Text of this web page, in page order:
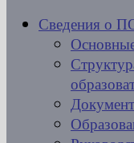
Сведения